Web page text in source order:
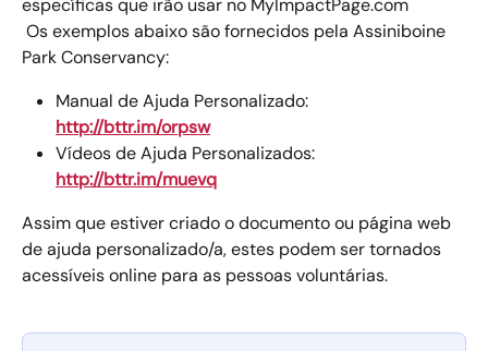
específicas que irão usar no MyImpactPage.com
Park Conservancy:
Manual de Ajuda Personalizado:
http://bttr.im/orpsw
Vídeos de Ajuda Personalizados:
http://bttr.im/muevq
Assim que estiver criado o documento ou página web
de ajuda personalizado/a, estes podem ser tornados
acessíveis online para as pessoas voluntárias.